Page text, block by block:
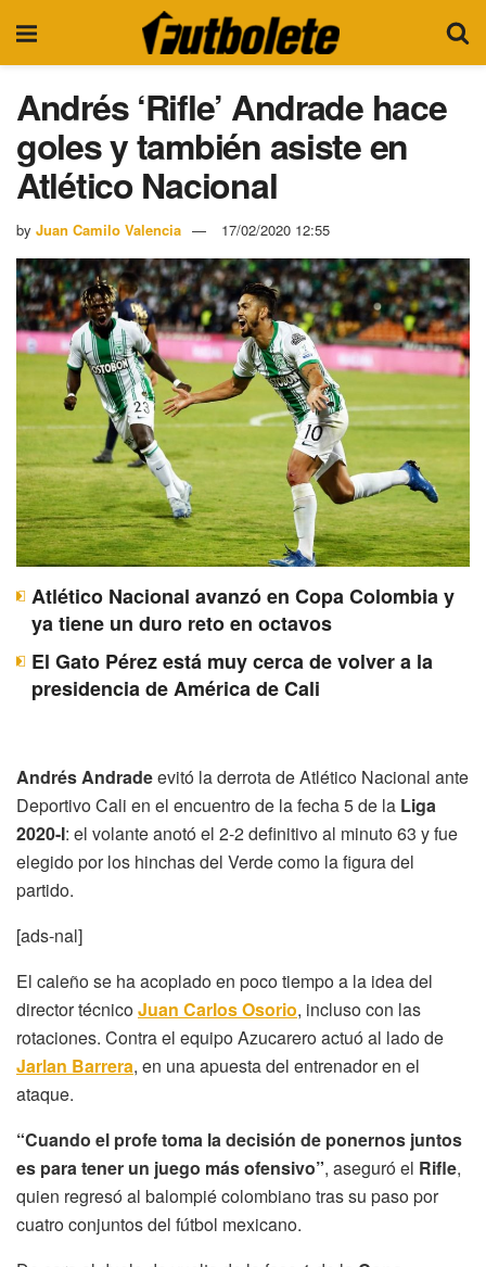
Andrés ‘Rifle’ Andrade hace
goles y también asiste en
Atlético Nacional
by Juan Camilo Valencia 17/02/2020 12:55
Atlético Nacional avanzó en Copa Colombia y
ya tiene un duro reto en octavos
El Gato Pérez está muy cerca de volver a la
presidencia de América de Cali
Andrés Andradeevitó la derrota de Atlético Nacional ante
Deportivo Cali en el encuentro de la fecha 5 de la Liga
2020-I: el volante anotó el 2-2 definitivo al minuto 63 y fue
elegido por los hinchas del Verde como la figura del
partido.
[ads-nal]
El caleño se ha acoplado en poco tiempo a la idea del
director técnicoJuan Carlos Osorio, incluso con las
rotaciones. Contra el equipo Azucarero actuó al lado de
Jarlan Barrera, en una apuesta del entrenador en el
ataque.
“Cuando el profe toma la decisión de ponernos juntos
es para tener un juego más ofensivo”, aseguró el Rifle,
quien regresó al balompié colombiano tras su paso por
cuatro conjuntos del fútbol mexicano.